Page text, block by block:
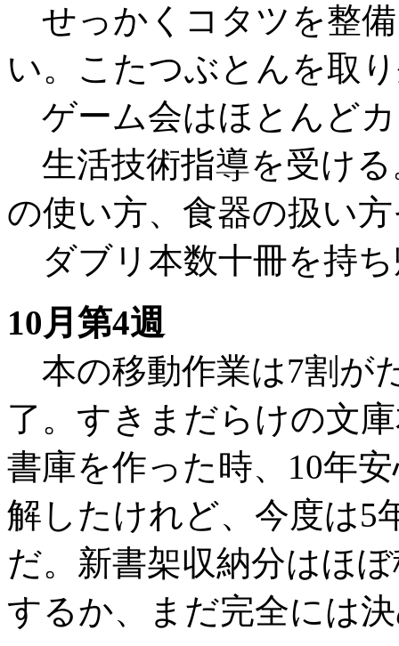
せっかくコタツを整
い。こたつぶとんを取
ゲーム会はほとんど
生活技術指導を受ける
の使い方、食器の扱い
ダブリ本数十冊を持
10月第4週
本の移動作業は7割が
了。すきまだらけの文
書庫を作った時、10年
解したけれど、今度は5
だ。新書架収納分はほ
するか、まだ完全には